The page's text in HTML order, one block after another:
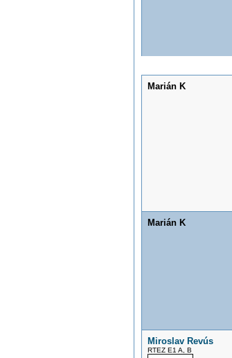
Marián K
Marián K
Miroslav Revús
RTEZ E1 A, B